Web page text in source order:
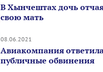
В Хынчештах дочь
свою мать
08.06.2021
Авиакомпания
публичные обвинения